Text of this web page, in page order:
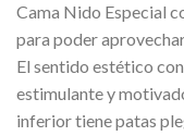
Cama Nido Especial
para poder
El sentido estético
estimulante y
inferior tiene patas